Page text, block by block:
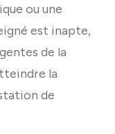
ou une
est inapte,
de la
la
de